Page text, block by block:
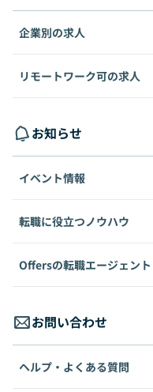
企業別の求人
リモートワーク可の求人
お知らせ
イベント情報
転職に役立つノウハウ
Offersの転職エージェント
お問い合わせ
ヘルプ・よくある質問